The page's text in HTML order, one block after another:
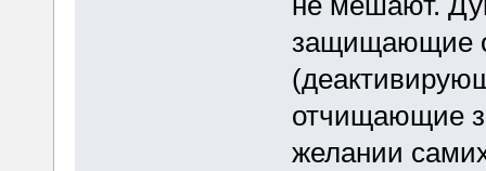
защищающие
отчищающие
желании